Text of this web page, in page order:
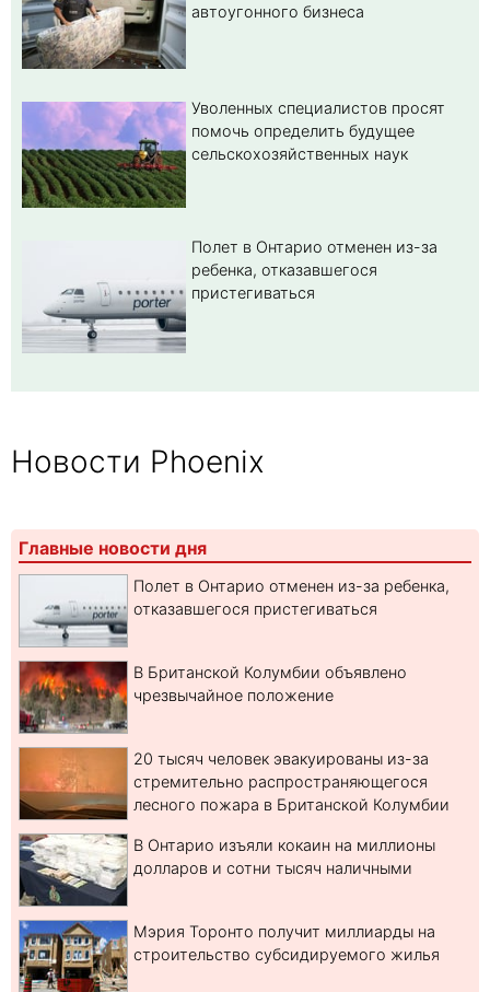
автоугонного бизнеса
Уволенных специалистов просят
помочь определить будущее
сельскохозяйственных наук
Полет в Онтарио отменен из-за
ребенка, отказавшегося
пристегиваться
Новости Phoenix
Главные новости дня
Полет в Онтарио отменен из-за ребенка,
отказавшегося пристегиваться
В Британской Колумбии объявлено
чрезвычайное положение
20 тысяч человек эвакуированы из-за
стремительно распространяющегося
лесного пожара в Британской Колумбии
В Онтарио изъяли кокаин на миллионы
долларов и сотни тысяч наличными
Мэрия Торонто получит миллиарды на
строительство субсидируемого жилья